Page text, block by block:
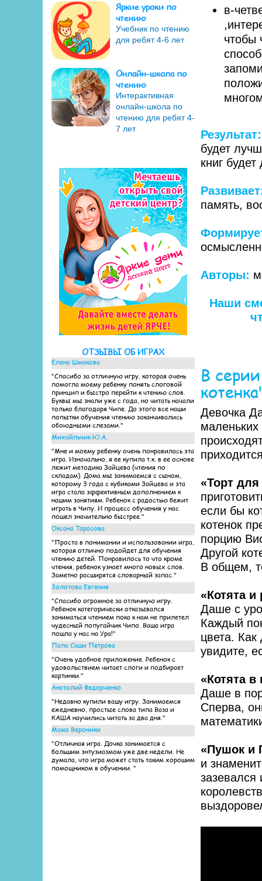
Яркие уроки по
чтению
Учебник по чтению
для ребят 4-6 лет
Онлайн-школа по
чтению
Интерактивная
онлайн-школа по
чтению для ребят 4-
7 лет
ОТЗЫВЫ ОБ ИГРАХ
Елена Шмакова
"Спасибо за отличную игру, которая очень
помогла моему ребенку понять слоговой
принцип и быстро перейти к чтению слов.
Буквы мы знали уже с года, но читать начали
только благодаря Чипе. До этого все наши
попытки обучения чтению заканчивались
обоюдными слезами."
Михайльчик Ю.А.
"Мне и моему ребенку очень понравилась эта
игра. Изначально, я ее купила т.к. в ее основе
лежит методика Зайцева (чтения по
складам). Дома мы занимаемся с сыном,
которому 3 года с кубиками Зайцева и эта
игра стала эффективным дополнением к
нашим занятиям. Ребенок с радостью бежит
играть в Чипу. И процесс обучения у нас
пошел значительно быстрее."
Оксана Тарасова
"Проста в понимании и использовании игра,
которая отлично подойдет для обучения
чтению детей. Понравилось то что кроме
чтения, ребенок узнает много новых слов.
Заметно расширятся словарный запас."
Золотова Евгения
"Спасибо огромное за отличную игру.
Ребенок категорически отказывался
заниматься чтением пока к нам не прилетел
чудесный попугайчик Чипо. Ваша игра
пошла у нас на Ура!"
Папа Саши Петрова
"Очень удобное приложение. Ребенок с
удовольствием читает слоги и подбирает
картинки."
Анатолий Федорченко
"Недавно купили вашу игру. Занимаемся
ежедневно, простые слова типа Ваза и
КАША научились читать за два дня."
Мама Вероники
"Отличная игра. Дочка занимается с
большим энтузиазмом уже две недели. Не
думала, что игра может стать таким хорошим
помощником в обучении. "
в-
чтобы
Результат:
будет
книг
память,
Авторы:
Наши
В
Девочка
маленьких
«Торт
если бы
котенок
порцию
Другой
В общем,
«Котята и
Даше с
Каждый
цвета.
увидите,
«Котята в
Даше в
Сперва,
«Пушок и
и
зазевался